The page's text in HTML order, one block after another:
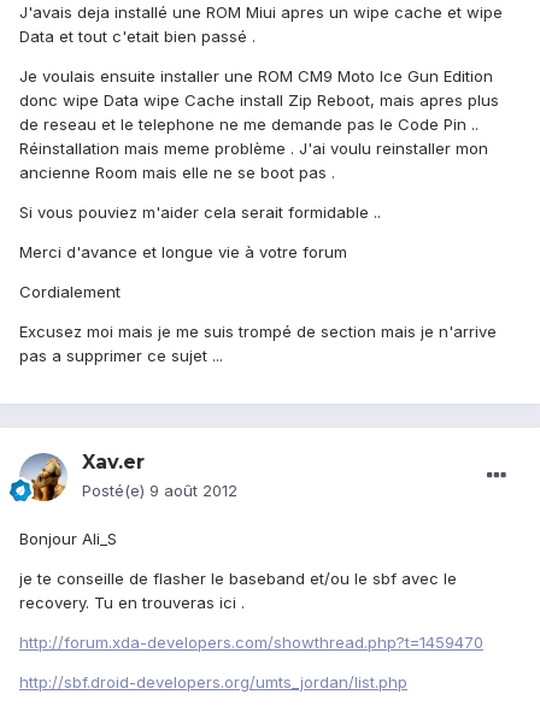
J'avais deja installé une ROM Miui apres un wipe cache et wipe
Data et tout c'etait bien passé .
Je voulais ensuite installer une ROM CM9 Moto Ice Gun Edition
donc wipe Data wipe Cache install Zip Reboot, mais apres plus
de reseau et le telephone ne me demande pas le Code Pin ..
Réinstallation mais meme problème . J'ai voulu reinstaller mon
ancienne Room mais elle ne se boot pas .
Si vous pouviez m'aider cela serait formidable ..
Merci d'avance et longue vie à votre forum
Cordialement
Excusez moi mais je me suis trompé de section mais je n'arrive
pas a supprimer ce sujet ...
Xav.er
Posté(e) 9 août 2012
Bonjour Ali_S
je te conseille de flasher le baseband et/ou le sbf avec le
recovery. Tu en trouveras ici .
http://forum.xda-developers.com/showthread.php?t=1459470
http://sbf.droid-developers.org/umts_jordan/list.php